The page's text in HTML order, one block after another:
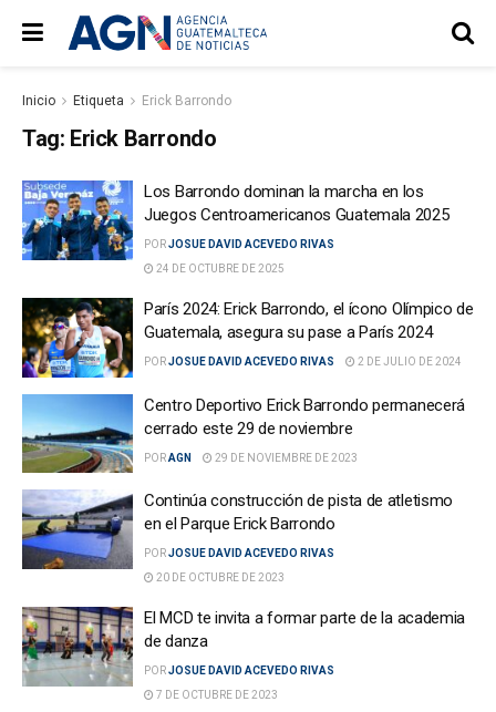
Inicio Etiqueta Erick Barrondo
Tag: Erick Barrondo
Los Barrondo dominan la marcha en los
Juegos Centroamericanos Guatemala 2025
PORJOSUE DAVID ACEVEDO RIVAS
24 DE OCTUBRE DE 2025
París 2024: Erick Barrondo, el ícono Olímpico de
Guatemala, asegura su pase a París 2024
PORJOSUE DAVID ACEVEDO RIVAS 2 DE JULIO DE 2024
Centro Deportivo Erick Barrondo permanecerá
cerrado este 29 de noviembre
PORAGN 29 DE NOVIEMBRE DE 2023
Continúa construcción de pista de atletismo
en el Parque Erick Barrondo
PORJOSUE DAVID ACEVEDO RIVAS
20 DE OCTUBRE DE 2023
El MCD te invita a formar parte de la academia
de danza
PORJOSUE DAVID ACEVEDO RIVAS
7 DE OCTUBRE DE 2023